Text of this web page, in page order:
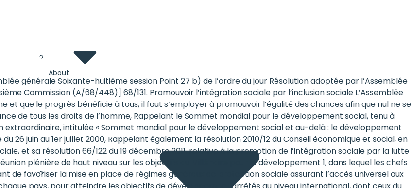
About
générale Soixante-huitième session Point 27 b) de l’ordre du jour Résolution adoptée par l’Assemblée
Commission (A/68/448)] 68/131. Promouvoir l’intégration sociale par l’inclusion sociale L’Assemblée
que le progrès bénéficie à tous, il faut s’employer à promouvoir l’égalité des chances afin que nul ne se
de tous les droits de l’homme, Rappelant le Sommet mondial pour le développement social, tenu à
extraordinaire, intitulée « Sommet mondial pour le développement social et au-delà : le développement
26 juin au 1er juillet 2000, Rappelant également la résolution 2010/12 du Conseil économique et social, en
et sa résolution 66/122 du 19 décembre 2011, relative à la promotion de l’intégration sociale par la lutte
plénière de haut niveau sur les objectifs du Millénaire pour le développement 1, dans lequel les chefs
de favoriser la mise en place de régimes généraux de protection sociale assurant l’accès universel aux